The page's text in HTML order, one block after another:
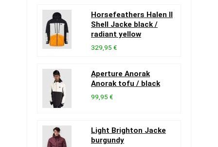
Horsefeathers Halen II
Shell Jacke black /
radiant yellow
329,95 €
Aperture Anorak
Anorak tofu / black
99,95 €
Light Brighton Jacke
burgundy